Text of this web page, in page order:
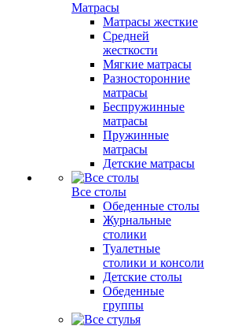
Матрасы
Матрасы жесткие
Средней
жесткости
Мягкие матрасы
Разносторонние
матрасы
Беспружинные
матрасы
Пружинные
матрасы
Детские матрасы
Все столы
Обеденные столы
Журнальные
столики
Туалетные
столики и консоли
Детские столы
Обеденные
группы